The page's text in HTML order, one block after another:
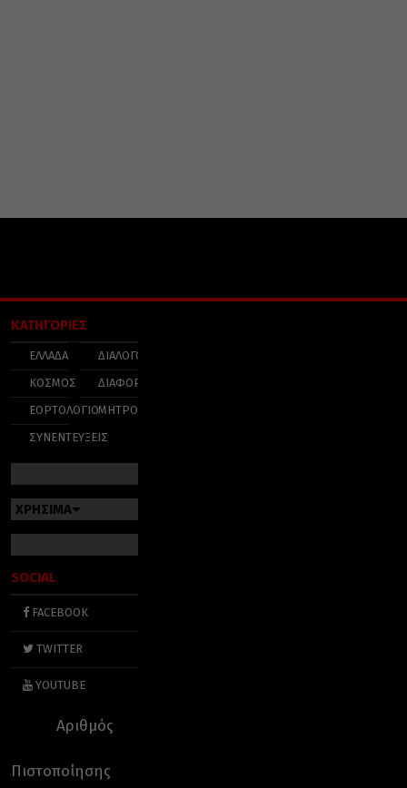
ΚΑΤΗΓΟΡΙΕΣ
ΕΛΛΑΔΑ
ΚΟΣΜΟΣ
ΕΟΡΤΟΛΟΓΙΟ
ΣΥΝΕΝΤΕΥΞΕΙΣ
ΔΙΑΛΟΓΟΣ
ΔΙΑΦΟΡΑ
ΜΗΤΡΟΠΟΛΕΙΣ
ΧΡΗΣΙΜΑ
SOCIAL
FACEBOOK
TWITTER
YOUTUBE
Αριθμός
Πιστοποίησης